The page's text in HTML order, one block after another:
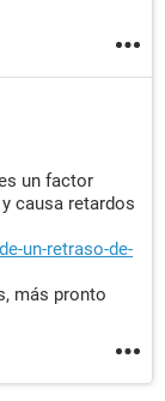
un factor
causa retardos
un-retraso-de-
más pronto